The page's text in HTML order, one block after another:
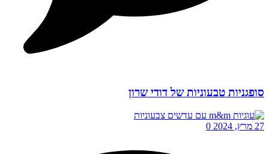
סופגניות טבעוניות של דודי שרון
27 מרץ, 2024 0